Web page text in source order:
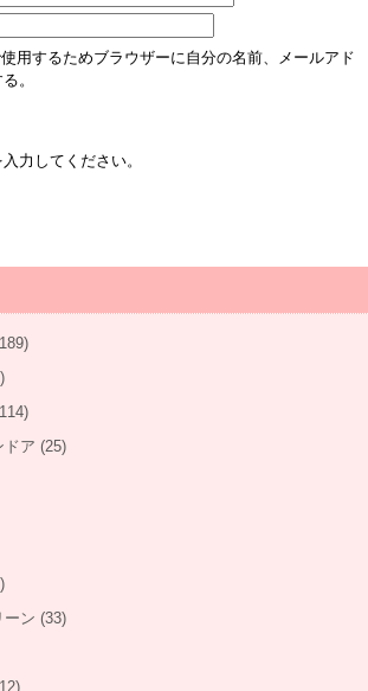
用するためブラウザーに自分の名前、メールアド
。
力してください。
ドア (25)
ーン (33)